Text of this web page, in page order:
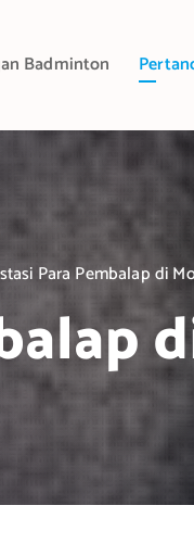
Badminton
Para Pembalap di